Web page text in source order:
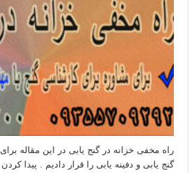
راه مخفی خزانه در گنج یابی در این مقاله
گنج یابی و دفینه یابی را قرار دادیم . پیدا